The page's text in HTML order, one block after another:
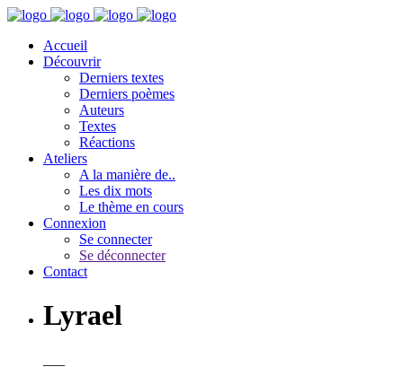
Accueil
Découvrir
Derniers textes
Derniers poèmes
Auteurs
Textes
Réactions
Ateliers
A la manière de..
Les dix mots
Le thème en cours
Connexion
Se connecter
Se déconnecter
Contact
Lyrael